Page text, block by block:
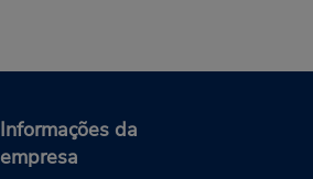
Informações da
empresa